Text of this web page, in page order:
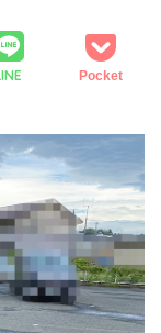
Pocket